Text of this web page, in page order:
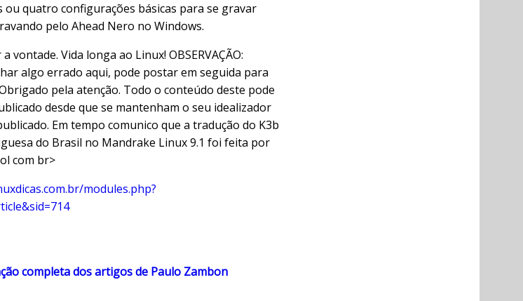
ou quatro configurações básicas para se gravar
pelo Ahead Nero no Windows.
vontade. Vida longa ao Linux! OBSERVAÇÃO:
algo errado aqui, pode postar em seguida para
pela atenção. Todo o conteúdo deste pode
desde que se mantenham o seu idealizador
Em tempo comunico que a tradução do K3b
do Brasil no Mandrake Linux 9.1 foi feita por
com br>
modules.php?
completa dos artigos de Paulo Zambon